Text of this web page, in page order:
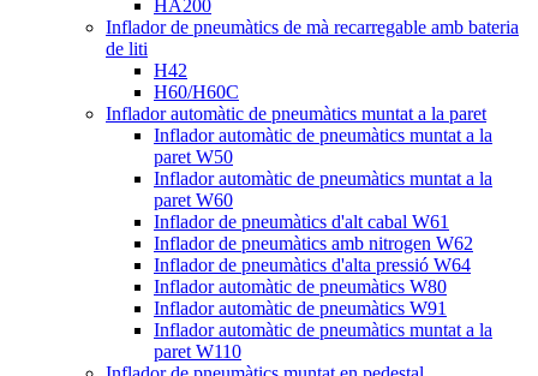
HA200
Inflador de pneumàtics de mà recarregable amb bateria
de liti
H42
H60/H60C
Inflador automàtic de pneumàtics muntat a la paret
Inflador automàtic de pneumàtics muntat a la
paret W50
Inflador automàtic de pneumàtics muntat a la
paret W60
Inflador de pneumàtics d'alt cabal W61
Inflador de pneumàtics amb nitrogen W62
Inflador de pneumàtics d'alta pressió W64
Inflador automàtic de pneumàtics W80
Inflador automàtic de pneumàtics W91
Inflador automàtic de pneumàtics muntat a la
paret W110